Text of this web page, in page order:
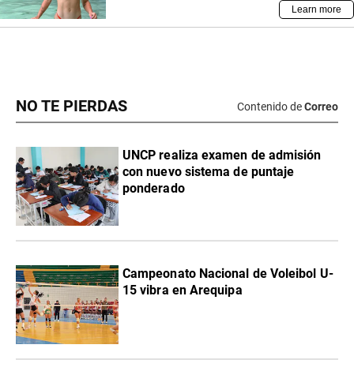
NO TE PIERDAS Contenido deCorreo
UNCP realiza examen de admisión
con nuevo sistema de puntaje
ponderado
Campeonato Nacional de Voleibol U-
15 vibra en Arequipa